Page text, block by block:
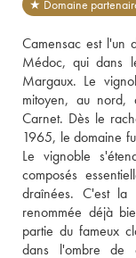
★ Domaine
Camensac est l'un
Médoc, qui dans
Margaux. Le
mitoyen, au nord,
Carnet. Dès le
1965, le domaine
Le vignoble
composés
draînées. C'est
renommée déjà
partie du fameux
dans l'ombre de